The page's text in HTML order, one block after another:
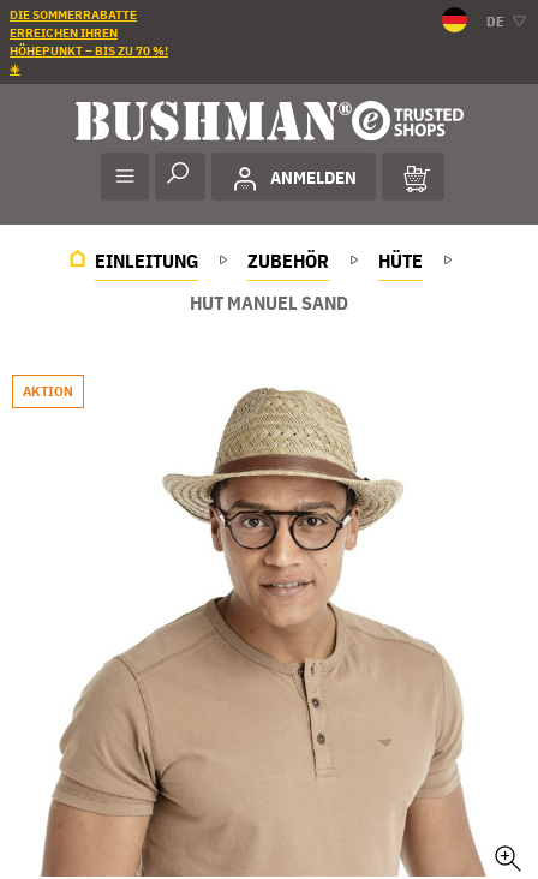
DIE SOMMERRABATTE
ERREICHEN IHREN
HÖHEPUNKT – BIS ZU 70 %!
☀️
DE
ANMELDEN
EINLEITUNG ZUBEHÖR
HÜTE
HUT MANUEL SAND
AKTION